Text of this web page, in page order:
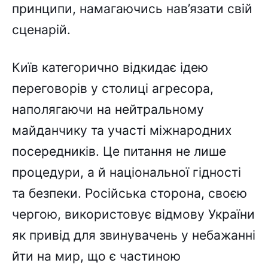
принципи, намагаючись нав’язати свій
сценарій.
Київ категорично відкидає ідею
переговорів у столиці агресора,
наполягаючи на нейтральному
майданчику та участі міжнародних
посередників. Це питання не лише
процедури, а й національної гідності
та безпеки. Російська сторона, своєю
чергою, використовує відмову України
як привід для звинувачень у небажанні
йти на мир, що є частиною